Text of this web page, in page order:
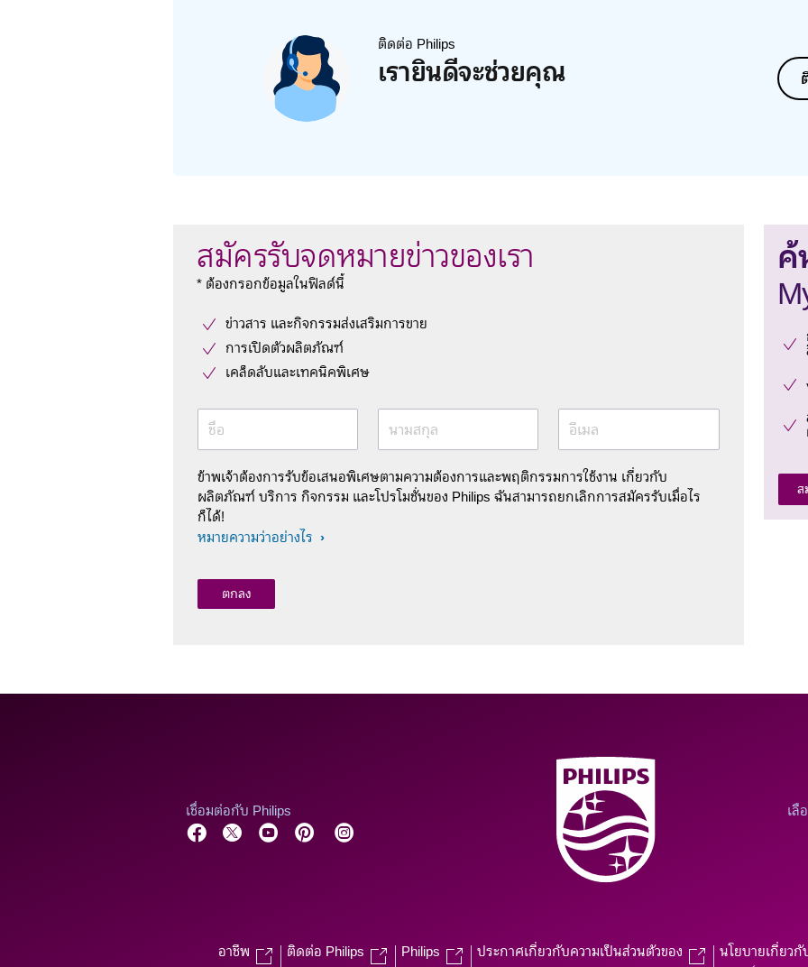
ติดต่อ Philips
เรายินดีจะช่วยคุณ
สมัครรับจดหมายข่าวของเรา
* ต้องกรอกข้อมูลในฟิลด์นี้
ข่าวสาร และกิจกรรมส่งเสริมการขาย
การเปิดตัวผลิตภัณฑ์
เคล็ดลับและเทคนิคพิเศษ
ชื่อ นามสกุล อีเมล
ข้าพเจ้าต้องการรับข้อเสนอพิเศษตามความต้องการและพฤติกรรมการใช้งาน เกี่ยวกับ
ผลิตภัณฑ์ บริการ กิจกรรม และโปรโมชั่นของ Philips ฉันสามารถยกเลิกการสมัครรับเมื่อไร
ก็ได้!
หมายความว่าอย่างไร
ค้
เชื่อมต่อกับ Philips เลื
อาชีพ ติดต่อ Philips Philips ประกาศเกี่ยวกับความเป็นส่วนตัวของ นโยบายเกี่ยว